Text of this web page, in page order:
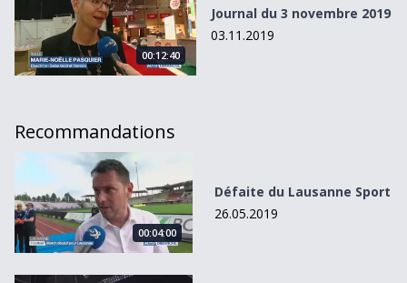
00:12:40
Journal du 3 novembre 2019
03.11.2019
Recommandations
Défaite du Lausanne Sport
00:04:00
Défaite du Lausanne Sport
26.05.2019